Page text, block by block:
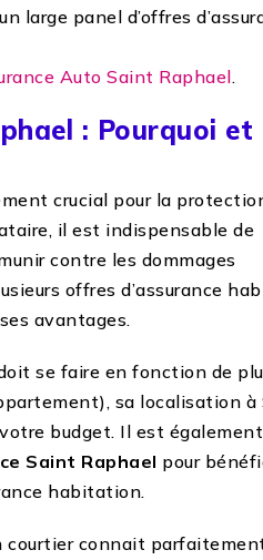
large panel d’offres
Auto Saint Raphael.
: Pourquoi et
crucial pour la
il est indispensable de
contre les dommages
offres d’assurance
avantages.
se faire en fonction de
sa localisation à
budget. Il est également
Saint Raphael pour
habitation.
courtier connait